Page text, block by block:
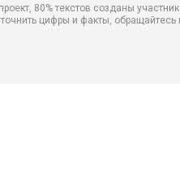
80% текстов созданы
цифры и факты,